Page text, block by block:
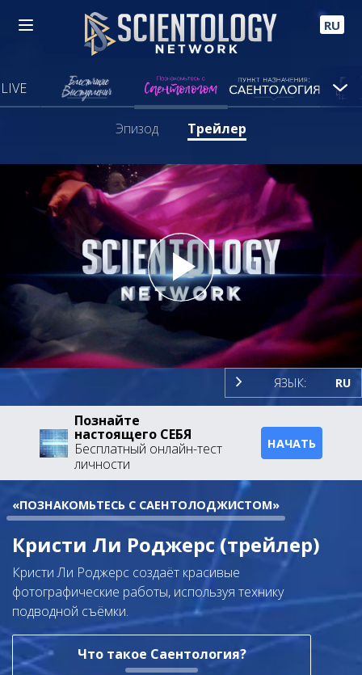
RU
LIVE
Эпизод Трейлер
Play
Video
ЯЗЫК: RU
Познайте
настоящего СЕБЯ
Бесплатный онлайн-тест
личности
НАЧАТЬ
«ПОЗНАКОМЬТЕСЬ С САЕНТОЛОДЖИСТОМ»
Кристи Ли Роджерс (трейлер)
Кристи Ли Роджерс создаёт красивые
фотографические работы, используя технику
подводной съёмки.
Что такое Саентология?